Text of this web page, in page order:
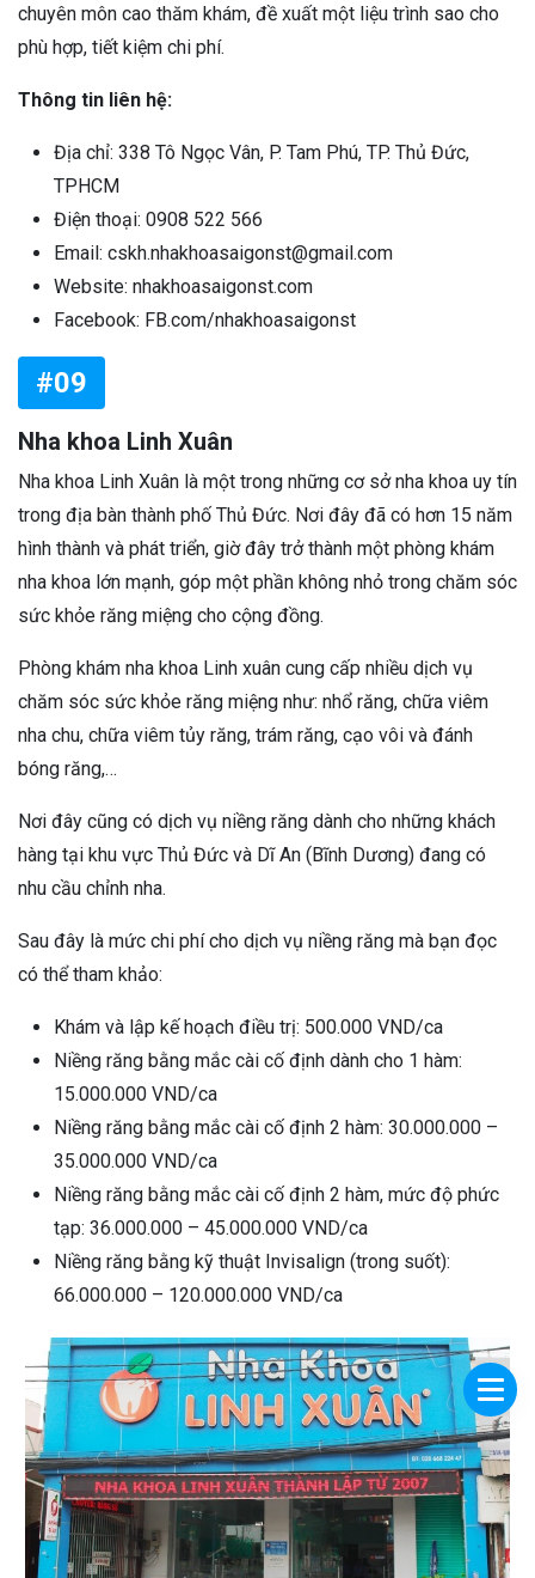
chuyên môn cao thăm khám, đề xuất một liệu trình sao cho
phù hợp, tiết kiệm chi phí.
Thông tin liên hệ:
Địa chỉ: 338 Tô Ngọc Vân, P. Tam Phú, TP. Thủ Đức,
TPHCM
Điện thoại: 0908 522 566
Email: cskh.nhakhoasaigonst@gmail.com
Website: nhakhoasaigonst.com
Facebook: FB.com/nhakhoasaigonst
#09
Nha khoa Linh Xuân
Nha khoa Linh Xuân là một trong những cơ sở nha khoa uy tín
trong địa bàn thành phố Thủ Đức. Nơi đây đã có hơn 15 năm
hình thành và phát triển, giờ đây trở thành một phòng khám
nha khoa lớn mạnh, góp một phần không nhỏ trong chăm sóc
sức khỏe răng miệng cho cộng đồng.
Phòng khám nha khoa Linh xuân cung cấp nhiều dịch vụ
chăm sóc sức khỏe răng miệng như: nhổ răng, chữa viêm
nha chu, chữa viêm tủy răng, trám răng, cạo vôi và đánh
bóng răng,…
Nơi đây cũng có dịch vụ niềng răng dành cho những khách
hàng tại khu vực Thủ Đức và Dĩ An (Bĩnh Dương) đang có
nhu cầu chỉnh nha.
Sau đây là mức chi phí cho dịch vụ niềng răng mà bạn đọc
có thể tham khảo:
Khám và lập kế hoạch điều trị: 500.000 VND/ca
Niềng răng bằng mắc cài cố định dành cho 1 hàm:
15.000.000 VND/ca
Niềng răng bằng mắc cài cố định 2 hàm: 30.000.000 –
35.000.000 VND/ca
Niềng răng bằng mắc cài cố định 2 hàm, mức độ phức
tạp: 36.000.000 – 45.000.000 VND/ca
Niềng răng bằng kỹ thuật Invisalign (trong suốt):
66.000.000 – 120.000.000 VND/ca